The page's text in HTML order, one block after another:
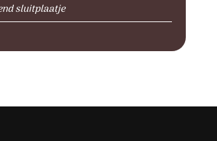
sluitplaatje